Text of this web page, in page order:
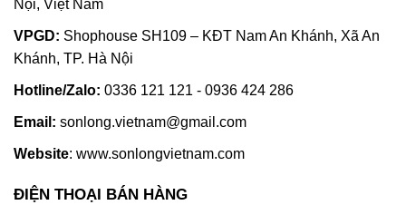
Nội, Việt Nam
VPGD: Shophouse SH109 – KĐT Nam An Khánh, Xã An
Khánh, TP. Hà Nội
Hotline/Zalo: 0336 121 121 - 0936 424 286
Email: sonlong.vietnam@gmail.com
Website: www.sonlongvietnam.com
ĐIỆN THOẠI BÁN HÀNG